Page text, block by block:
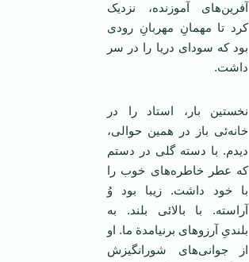
آفرین‌های آموزنده، نزدیک
کرد تا مهمانِ مهربانِ رودی
بود که سودای دریا را در سر
داشت.
نخستین بار، استاد را در
خانه‌ئی باز در همین حوالی،
دیدم. با دسته گلی در دستم
که عطر خاطره‌های خوب را
با خود داشت. زیبا بود وُ
آراسته. با بالائی بلند. به
بلندیِ آرزوهای برنیامدة ما. او
از جوانی‌های شورانگیزش